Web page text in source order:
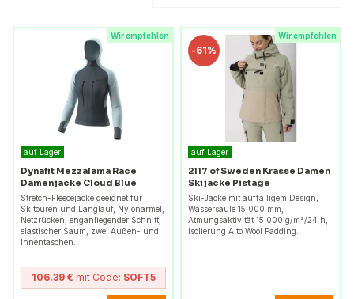
Wir empfehlen
auf Lager
Dynafit Mezzalama Race
Damenjacke Cloud Blue
Stretch-Fleecejacke geeignet für
Skitouren und Langlauf, Nylonärmel,
Netzrücken, enganliegender Schnitt,
elastischer Saum, zwei Außen- und
Innentaschen.
106.39 € mit Code: SOFT5
Wir empfehlen
-61%
auf Lager
2117 of Sweden Krasse Damen
Skijacke Pistage
Ski-Jacke mit auffälligem Design,
Wassersäule 15.000 mm,
Atmungsaktivität 15.000 g/m²/24 h,
Isolierung Alto Wool Padding.